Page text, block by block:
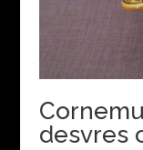
desvres